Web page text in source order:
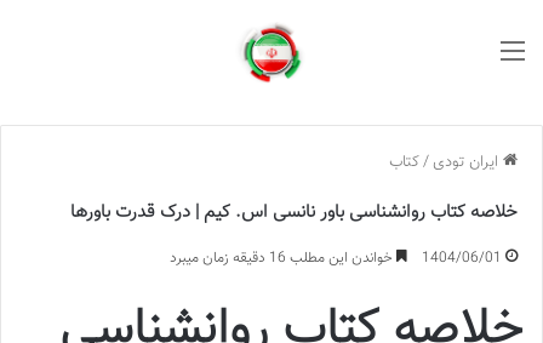
ایران تودی /کتاب
خلاصه کتاب روانشناسی باور نانسی اس. کیم | درک قدرت باورها
1404/06/01 خواندن این مطلب 16 دقیقه زمان میبرد